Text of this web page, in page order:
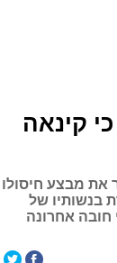
קינאה
את מבצע חיסולו
בנשותיו של
אחרונה